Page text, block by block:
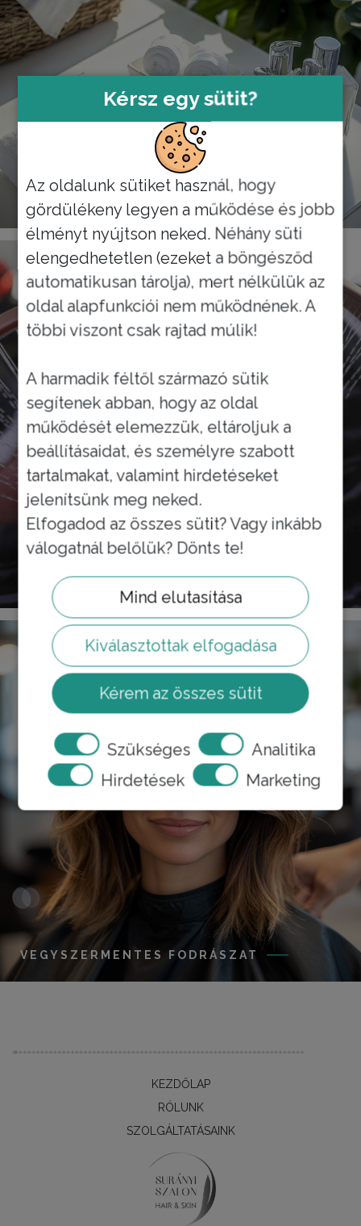
NAIL SPA
HEADSPA
VEGYSZERMENTES FODRÁSZAT
KEZDŐLAP
RÓLUNK
SZOLGÁLTATÁSAINK
Kérsz egy sütit?
Az oldalunk sütiket használ, hogy
gördülékeny legyen a működése és jobb
élményt nyújtson neked. Néhány süti
elengedhetetlen (ezeket a böngésződ
automatikusan tárolja), mert nélkülük az
oldal alapfunkciói nem működnének. A
többi viszont csak rajtad múlik!
A harmadik féltől származó sütik
segítenek abban, hogy az oldal
működését elemezzük, eltároljuk a
beállításaidat, és személyre szabott
tartalmakat, valamint hirdetéseket
jelenítsünk meg neked.
Elfogadod az összes sütit? Vagy inkább
válogatnál belőlük? Dönts te!
Mind elutasítása
Kiválasztottak elfogadása
Kérem az összes sütit
Szükséges
Analitika
Hirdetések
Marketing